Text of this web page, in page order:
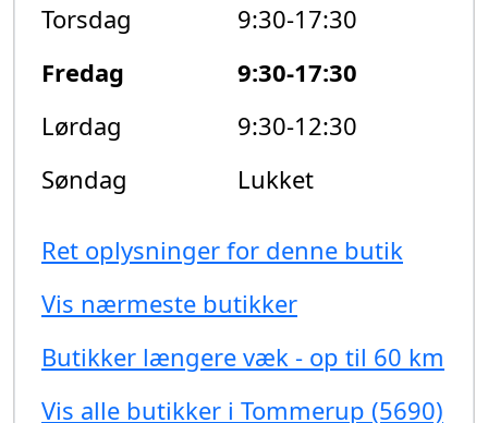
Torsdag
9:30-17:30
Fredag
9:30-17:30
Lørdag
9:30-12:30
Søndag
Lukket
Ret oplysninger for denne butik
Vis nærmeste butikker
Butikker længere væk - op til 60 km
Vis alle butikker i Tommerup (5690)